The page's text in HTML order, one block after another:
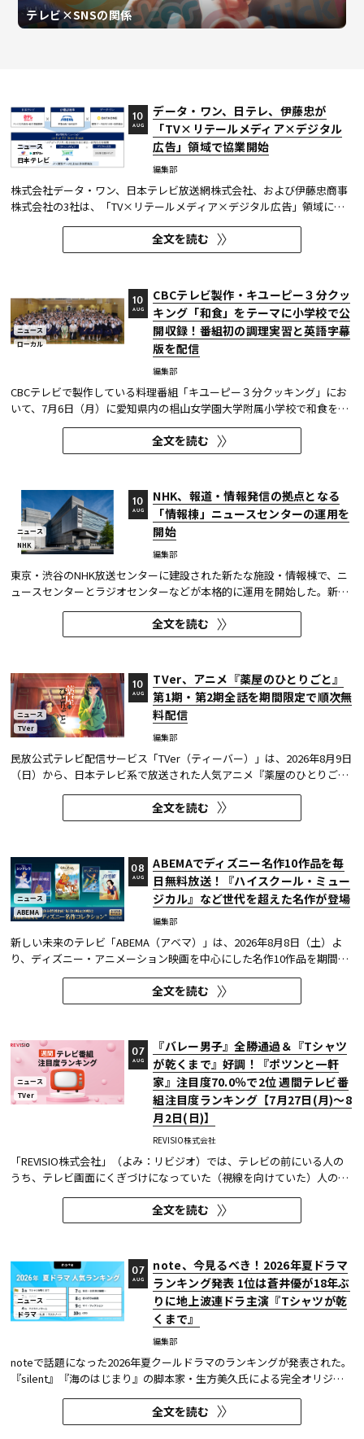
テレビ×SNSの関係
ニュース
日本テレビ
データ・ワン、日テレ、伊藤忠が
「TV×リテールメディア×デジタル
広告」領域で協業開始
編集部
10
AUG
株式会社データ・ワン、日本テレビ放送網株式会社、および伊藤忠商事
株式会社の3社は、「TV×リテールメディア×デジタル広告」領域にお
ける協業基本合意書を締結した。 3社は、日本テレビが運営するテレビ
広告プラットフォーム「Ad Reach MAX（アドリーチマックス）」（以
下、「AdRM」）に、ファミリーマート店舗に設置された日本最大級の
全文を読む
ニュース
ローカル
CBCテレビ製作・キユーピー３分クッ
キング「和食」をテーマに小学校で公
開収録！番組初の調理実習と英語字幕
版を配信
編集部
10
AUG
CBCテレビで製作している料理番組「キユーピー３分クッキング」にお
いて、7月6日（月）に愛知県内の椙山女学園大学附属小学校で和食をテ
ーマとした、『夏休みＳＰ公開収録』が行われた。和食のスペシャリス
トである番組講師・髙井英克氏が、参加した5・6年生の児童へ和食の技
と食材の工夫を伝えた。 また6年生の希望者を対象に番組初となる...
全文を読む
ニュース
NHK
NHK、報道・情報発信の拠点となる
「情報棟」ニュースセンターの運用を
開始
編集部
10
AUG
東京・渋谷のNHK放送センターに建設された新たな施設・情報棟で、ニ
ュースセンターとラジオセンターなどが本格的に運用を開始した。新し
いニューススタジオ等を用いた放送・配信がスタートしている。 情報棟
は、現在の放送センターの老朽化を受けて進められてきた放送センター
建替計画の第Ⅰ期にあたる。2024年10月末の建物完成後、放送設備...
全文を読む
ニュース
TVer
TVer、アニメ『薬屋のひとりごと』
第1期・第2期全話を期間限定で順次無
料配信
編集部
10
AUG
民放公式テレビ配信サービス「TVer（ティーバー）」は、2026年8月9日
（日）から、日本テレビ系で放送された人気アニメ『薬屋のひとりご
と』の第1期・第2期全話を期間限定で順次配信する。TVerはすべて無料
の総再生数1位となり、「TVerアワード2025」アニメ優秀賞クールア...
全文を読む
ニュース
ABEMA
ABEMAでディズニー名作10作品を毎
日無料放送！『ハイスクール・ミュー
ジカル』など世代を超えた名作が登場
編集部
08
AUG
新しい未来のテレビ「ABEMA（アベマ）」は、2026年8月8日（土）よ
り、ディズニー・アニメーション映画を中心にした名作10作品を期間限
定で無料放送することを決定した。
全文を読む
ニュース
TVer
『バレー男子』全勝通過＆『Tシャツ
が乾くまで』好調！『ポツンと一軒
家』注目度70.0％で2位 週間テレビ番
組注目度ランキング【7月27日(月)～8
月2日(日)】
REVISIO株式会社
07
AUG
「REVISIO株式会社」（よみ：リビジオ）では、テレビの前にいる人の
うち、テレビ画面にくぎづけになっていた（視線を向けていた）人の割
合がわかる「注目度」を用いて、「個人全体」ならびにREVISIOで定義
した「コア視聴層（男女13歳～49歳）」のテレビ番組ランキングを公開
している。
全文を読む
ニュース
ドラマ
note、今見るべき！2026年夏ドラマ
ランキング発表 1位は蒼井優が18年ぶ
りに地上波連ドラ主演『Tシャツが乾
くまで』
編集部
07
AUG
noteで話題になった2026年夏クールドラマのランキングが発表された。
『silent』『海のはじまり』の脚本家・生方美久氏による完全オリジナ
ル作品で、蒼井優が18年ぶりに地上波連続ドラマの主演を務めた『Tシ
ャツが乾くまで』が第1位に輝いた。 また今回、Netflixの『ガス人間』
が3位にランクイン。春クールの『九条の大罪』に続き、2クール...
全文を読む